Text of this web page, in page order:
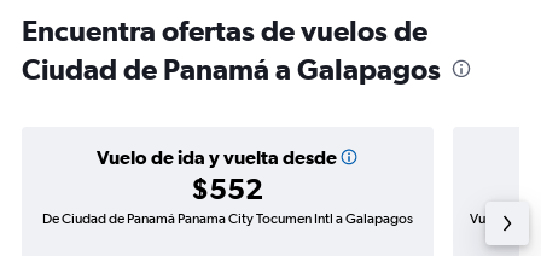
Encuentra ofertas de vuelos de
Ciudad de Panamá a Galapagos
Vuelo de ida y vuelta desde
$552
De Ciudad de Panamá Panama City Tocumen Intl a Galapagos Vuelo de